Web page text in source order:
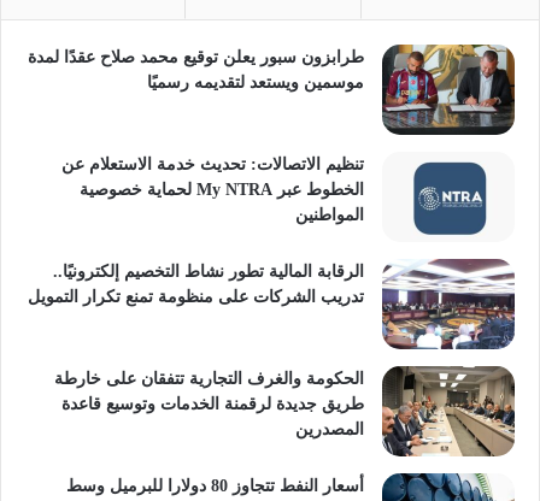
طرابزون سبور يعلن توقيع محمد صلاح عقدًا لمدة
موسمين ويستعد لتقديمه رسميًا
تنظيم الاتصالات: تحديث خدمة الاستعلام عن
الخطوط عبر My NTRA لحماية خصوصية
المواطنين
الرقابة المالية تطور نشاط التخصيم إلكترونيًا..
تدريب الشركات على منظومة تمنع تكرار التمويل
الحكومة والغرف التجارية تتفقان على خارطة
طريق جديدة لرقمنة الخدمات وتوسيع قاعدة
المصدرين
أسعار النفط تتجاوز 80 دولارا للبرميل وسط